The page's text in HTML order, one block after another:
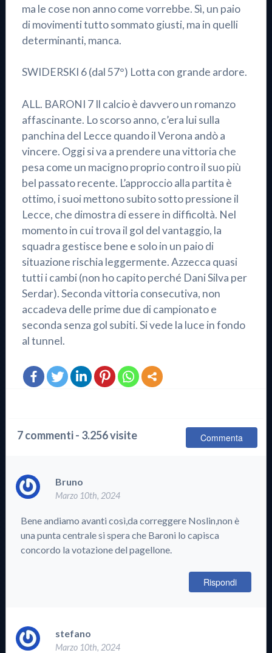
ma le cose non anno come vorrebbe. Sì, un paio
di movimenti tutto sommato giusti, ma in quelli
determinanti, manca.
SWIDERSKI 6 (dal 57°) Lotta con grande ardore.
ALL. BARONI 7 Il calcio è davvero un romanzo
affascinante. Lo scorso anno, c’era lui sulla
panchina del Lecce quando il Verona andò a
vincere. Oggi si va a prendere una vittoria che
pesa come un macigno proprio contro il suo più
bel passato recente. L’approccio alla partita è
ottimo, i suoi mettono subito sotto pressione il
Lecce, che dimostra di essere in difficoltà. Nel
momento in cui trova il gol del vantaggio, la
squadra gestisce bene e solo in un paio di
situazione rischia leggermente. Azzecca quasi
tutti i cambi (non ho capito perché Dani Silva per
Serdar). Seconda vittoria consecutiva, non
accadeva delle prime due di campionato e
seconda senza gol subiti. Si vede la luce in fondo
al tunnel.
7 commenti - 3.256 visite Commenta
Bruno
Marzo 10th, 2024
Bene andiamo avanti così,da correggere Noslin,non è
una punta centrale si spera che Baroni lo capisca
concordo la votazione del pagellone.
Rispondi
stefano
Marzo 10th, 2024